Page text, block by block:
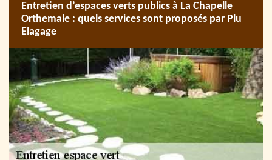
Entretien d’espaces verts publics à La Chapelle
Orthemale : quels services sont proposés par Plu
Elagage